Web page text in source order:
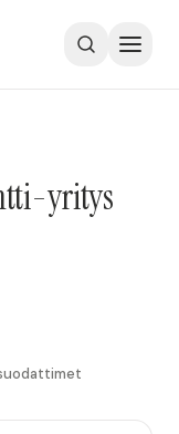
yritys